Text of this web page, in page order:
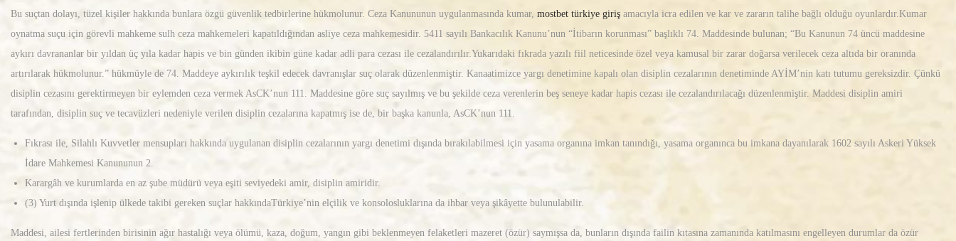
Bu suçtan dolayı, tüzel kişiler hakkında bunlara özgü güvenlik tedbirlerine hükmolunur. Ceza Kanununun uygulanmasında kumar, mostbet türkiye giriş amacıyla icra edilen ve kar ve zararın talihe bağlı olduğu oyunlardır.Kumar
oynatma suçu için görevli mahkeme sulh ceza mahkemeleri kapatıldığından asliye ceza mahkemesidir. 5411 sayılı Bankacılık Kanunu’nun “İtibarın korunması” başlıklı 74. Maddesinde bulunan; “Bu Kanunun 74 üncü maddesine
aykırı davrananlar bir yıldan üç yıla kadar hapis ve bin günden ikibin güne kadar adli para cezası ile cezalandırılır.Yukarıdaki fıkrada yazılı fiil neticesinde özel veya kamusal bir zarar doğarsa verilecek ceza altıda bir oranında
artırılarak hükmolunur.” hükmüyle de 74. Maddeye aykırılık teşkil edecek davranışlar suç olarak düzenlenmiştir. Kanaatimizce yargı denetimine kapalı olan disiplin cezalarının denetiminde AYİM’nin katı tutumu gereksizdir. Çünkü
disiplin cezasını gerektirmeyen bir eylemden ceza vermek AsCK’nun 111. Maddesine göre suç sayılmış ve bu şekilde ceza verenlerin beş seneye kadar hapis cezası ile cezalandırılacağı düzenlenmiştir. Maddesi disiplin amiri
tarafından, disiplin suç ve tecavüzleri nedeniyle verilen disiplin cezalarına kapatmış ise de, bir başka kanunla, AsCK’nun 111.
Fıkrası ile, Silahlı Kuvvetler mensupları hakkında uygulanan disiplin cezalarının yargı denetimi dışında bırakılabilmesi için yasama organına imkan tanındığı, yasama organınca bu imkana dayanılarak 1602 sayılı Askeri Yüksek
İdare Mahkemesi Kanununun 2.
Karargâh ve kurumlarda en az şube müdürü veya eşiti seviyedeki amir, disiplin amiridir.
(3) Yurt dışında işlenip ülkede takibi gereken suçlar hakkındaTürkiye’nin elçilik ve konsolosluklarına da ihbar veya şikâyette bulunulabilir.
Maddesi, ailesi fertlerinden birisinin ağır hastalığı veya ölümü, kaza, doğum, yangın gibi beklenmeyen felaketleri mazeret (özür) saymışsa da, bunların dışında failin kıtasına zamanında katılmasını engelleyen durumlar da özür